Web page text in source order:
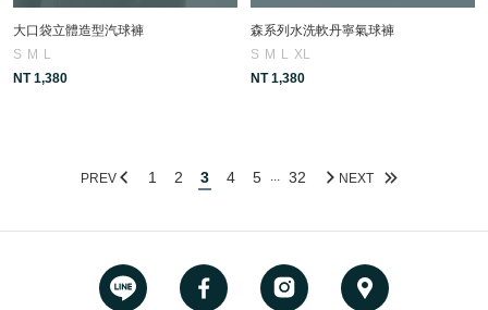
大口袋立體造型汽球褲
S M L
NT 1,380
森系列水洗軟丹寧氣球褲
S M L XL
NT 1,380
PREV 1 2 3 4 5 ... 32 NEXT